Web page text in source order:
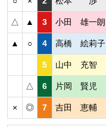
△ ▲ 3 小田 雄一朗
▲ ○ 4 高橋 絵莉子
5 山中 充智
△ 6 片岡 賢児
× ◎ 7 吉田 恵輔